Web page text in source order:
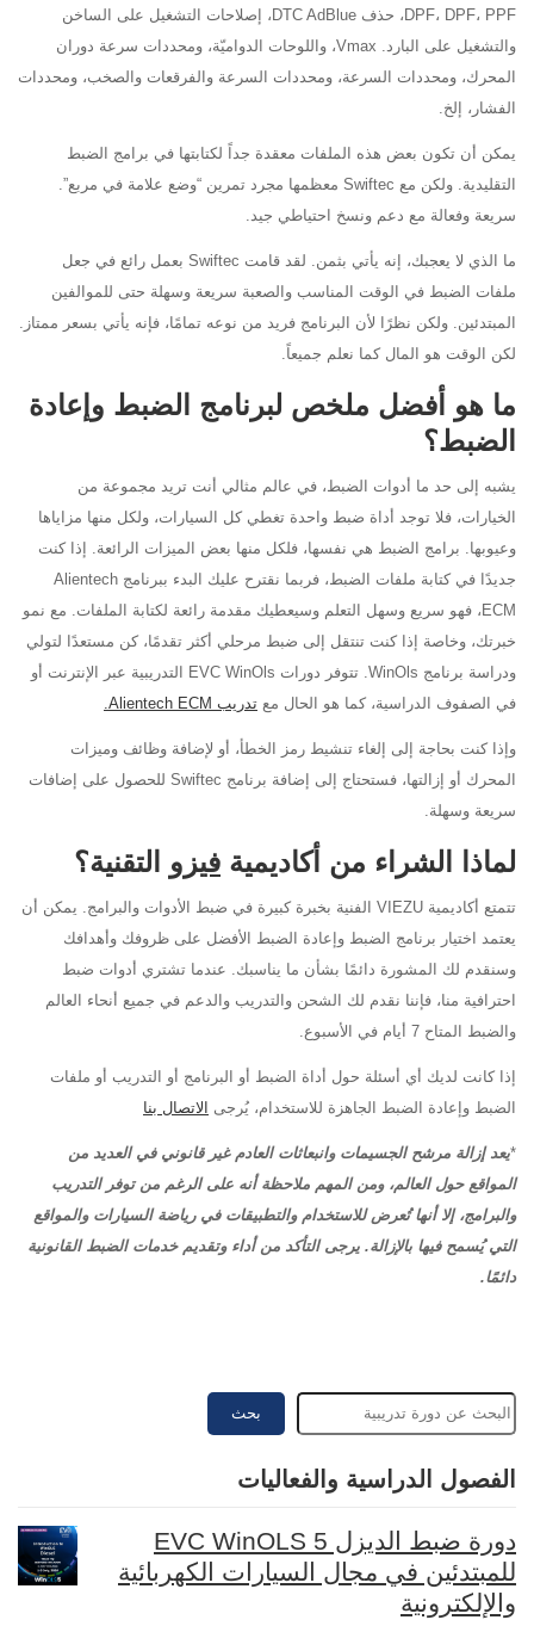
DPF، DPF، PPF، حذف DTC AdBlue، إصلاحات التشغيل على الساخن
والتشغيل على البارد. Vmax، واللوحات الدواميّة، ومحددات سرعة دوران
المحرك، ومحددات السرعة، ومحددات السرعة والفرقعات والصخب، ومحددات
الفشار، إلخ.
يمكن أن تكون بعض هذه الملفات معقدة جداً لكتابتها في برامج الضبط
التقليدية. ولكن مع Swiftec معظمها مجرد تمرين “وضع علامة في مربع”.
سريعة وفعالة مع دعم ونسخ احتياطي جيد.
ما الذي لا يعجبك، إنه يأتي بثمن. لقد قامت Swiftec بعمل رائع في جعل
ملفات الضبط في الوقت المناسب والصعبة سريعة وسهلة حتى للموالفين
المبتدئين. ولكن نظرًا لأن البرنامج فريد من نوعه تمامًا، فإنه يأتي بسعر ممتاز.
لكن الوقت هو المال كما نعلم جميعاً.
ما هو أفضل ملخص لبرنامج الضبط وإعادة
الضبط؟
يشبه إلى حد ما أدوات الضبط، في عالم مثالي أنت تريد مجموعة من
الخيارات، فلا توجد أداة ضبط واحدة تغطي كل السيارات، ولكل منها مزاياها
وعيوبها. برامج الضبط هي نفسها، فلكل منها بعض الميزات الرائعة. إذا كنت
جديدًا في كتابة ملفات الضبط، فربما نقترح عليك البدء ببرنامج Alientech
ECM، فهو سريع وسهل التعلم وسيعطيك مقدمة رائعة لكتابة الملفات. مع نمو
خبرتك، وخاصة إذا كنت تنتقل إلى ضبط مرحلي أكثر تقدمًا، كن مستعدًا لتولي
ودراسة برنامج WinOls. تتوفر دورات EVC WinOls التدريبية عبر الإنترنت أو
في الصفوف الدراسية، كما هو الحال مع تدريب Alientech ECM.
وإذا كنت بحاجة إلى إلغاء تنشيط رمز الخطأ، أو لإضافة وظائف وميزات
المحرك أو إزالتها، فستحتاج إلى إضافة برنامج Swiftec للحصول على إضافات
سريعة وسهلة.
لماذا الشراء من أكاديمية فيزو التقنية؟
تتمتع أكاديمية VIEZU الفنية بخبرة كبيرة في ضبط الأدوات والبرامج. يمكن أن
يعتمد اختيار برنامج الضبط وإعادة الضبط الأفضل على ظروفك وأهدافك
وسنقدم لك المشورة دائمًا بشأن ما يناسبك. عندما تشتري أدوات ضبط
احترافية منا، فإننا نقدم لك الشحن والتدريب والدعم في جميع أنحاء العالم
والضبط المتاح 7 أيام في الأسبوع.
إذا كانت لديك أي أسئلة حول أداة الضبط أو البرنامج أو التدريب أو ملفات
الضبط وإعادة الضبط الجاهزة للاستخدام، يُرجى
الاتصال بنا
*يعد إزالة مرشح الجسيمات وانبعاثات العادم غير قانوني في العديد من
المواقع حول العالم، ومن المهم ملاحظة أنه على الرغم من توفر التدريب
والبرامج، إلا أنها تُعرض للاستخدام والتطبيقات في رياضة السيارات والمواقع
التي يُسمح فيها بالإزالة. يرجى التأكد من أداء وتقديم خدمات الضبط القانونية
دائمًا.
بحث
الفصول الدراسية والفعاليات
دورة ضبط الديزل EVC WinOLS 5
للمبتدئين في مجال السيارات الكهربائية
والإلكترونية